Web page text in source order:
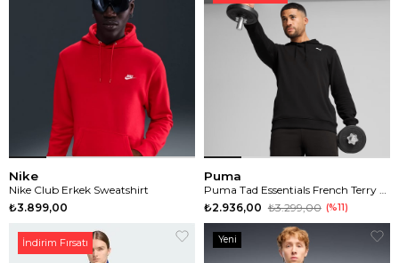
Nike
Nike Club Erkek Sweatshirt
₺3.899,00
Puma
Puma Tad Essentials French Terry Erkek Sweatshirt
₺2.936,00 ₺3.299,00 %11
İndirim Fırsatı
Yeni